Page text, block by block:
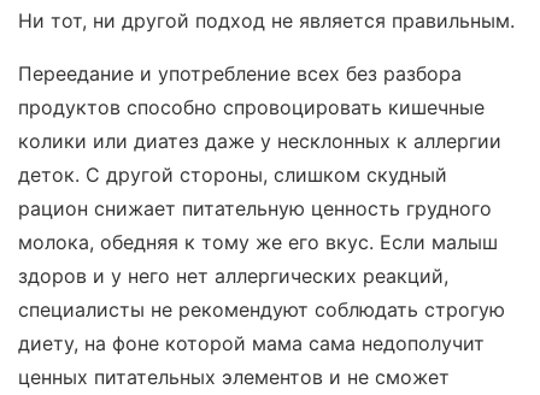
Ни тот, ни другой подход не является правильным.
Переедание и употребление всех без разбора
продуктов способно спровоцировать кишечные
колики или диатез даже у несклонных к аллергии
деток. С другой стороны, слишком скудный
рацион снижает питательную ценность грудного
молока, обедняя к тому же его вкус. Если малыш
здоров и у него нет аллергических реакций,
специалисты не рекомендуют соблюдать строгую
диету, на фоне которой мама сама недополучит
ценных питательных элементов и не сможет